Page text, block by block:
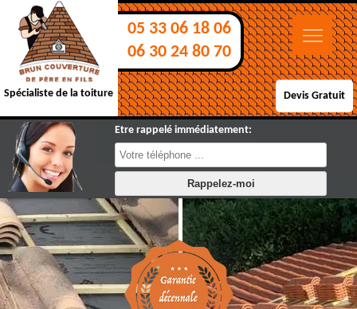
Spécialiste de la toiture
05 33 06 18 06
06 30 24 80 70
Devis Gratuit
Etre rappelé immédiatement: